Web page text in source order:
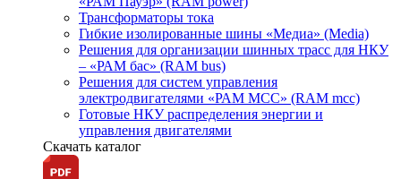
Трансформаторы тока
Гибкие изолированные шины «Медиа» (Media)
Решения для организации шинных трасс для НКУ
– «РАМ бас» (RAM bus)
Решения для систем управления
электродвигателями «РАМ МСС» (RAM mcc)
Готовые НКУ распределения энергии и
управления двигателями
Скачать каталог